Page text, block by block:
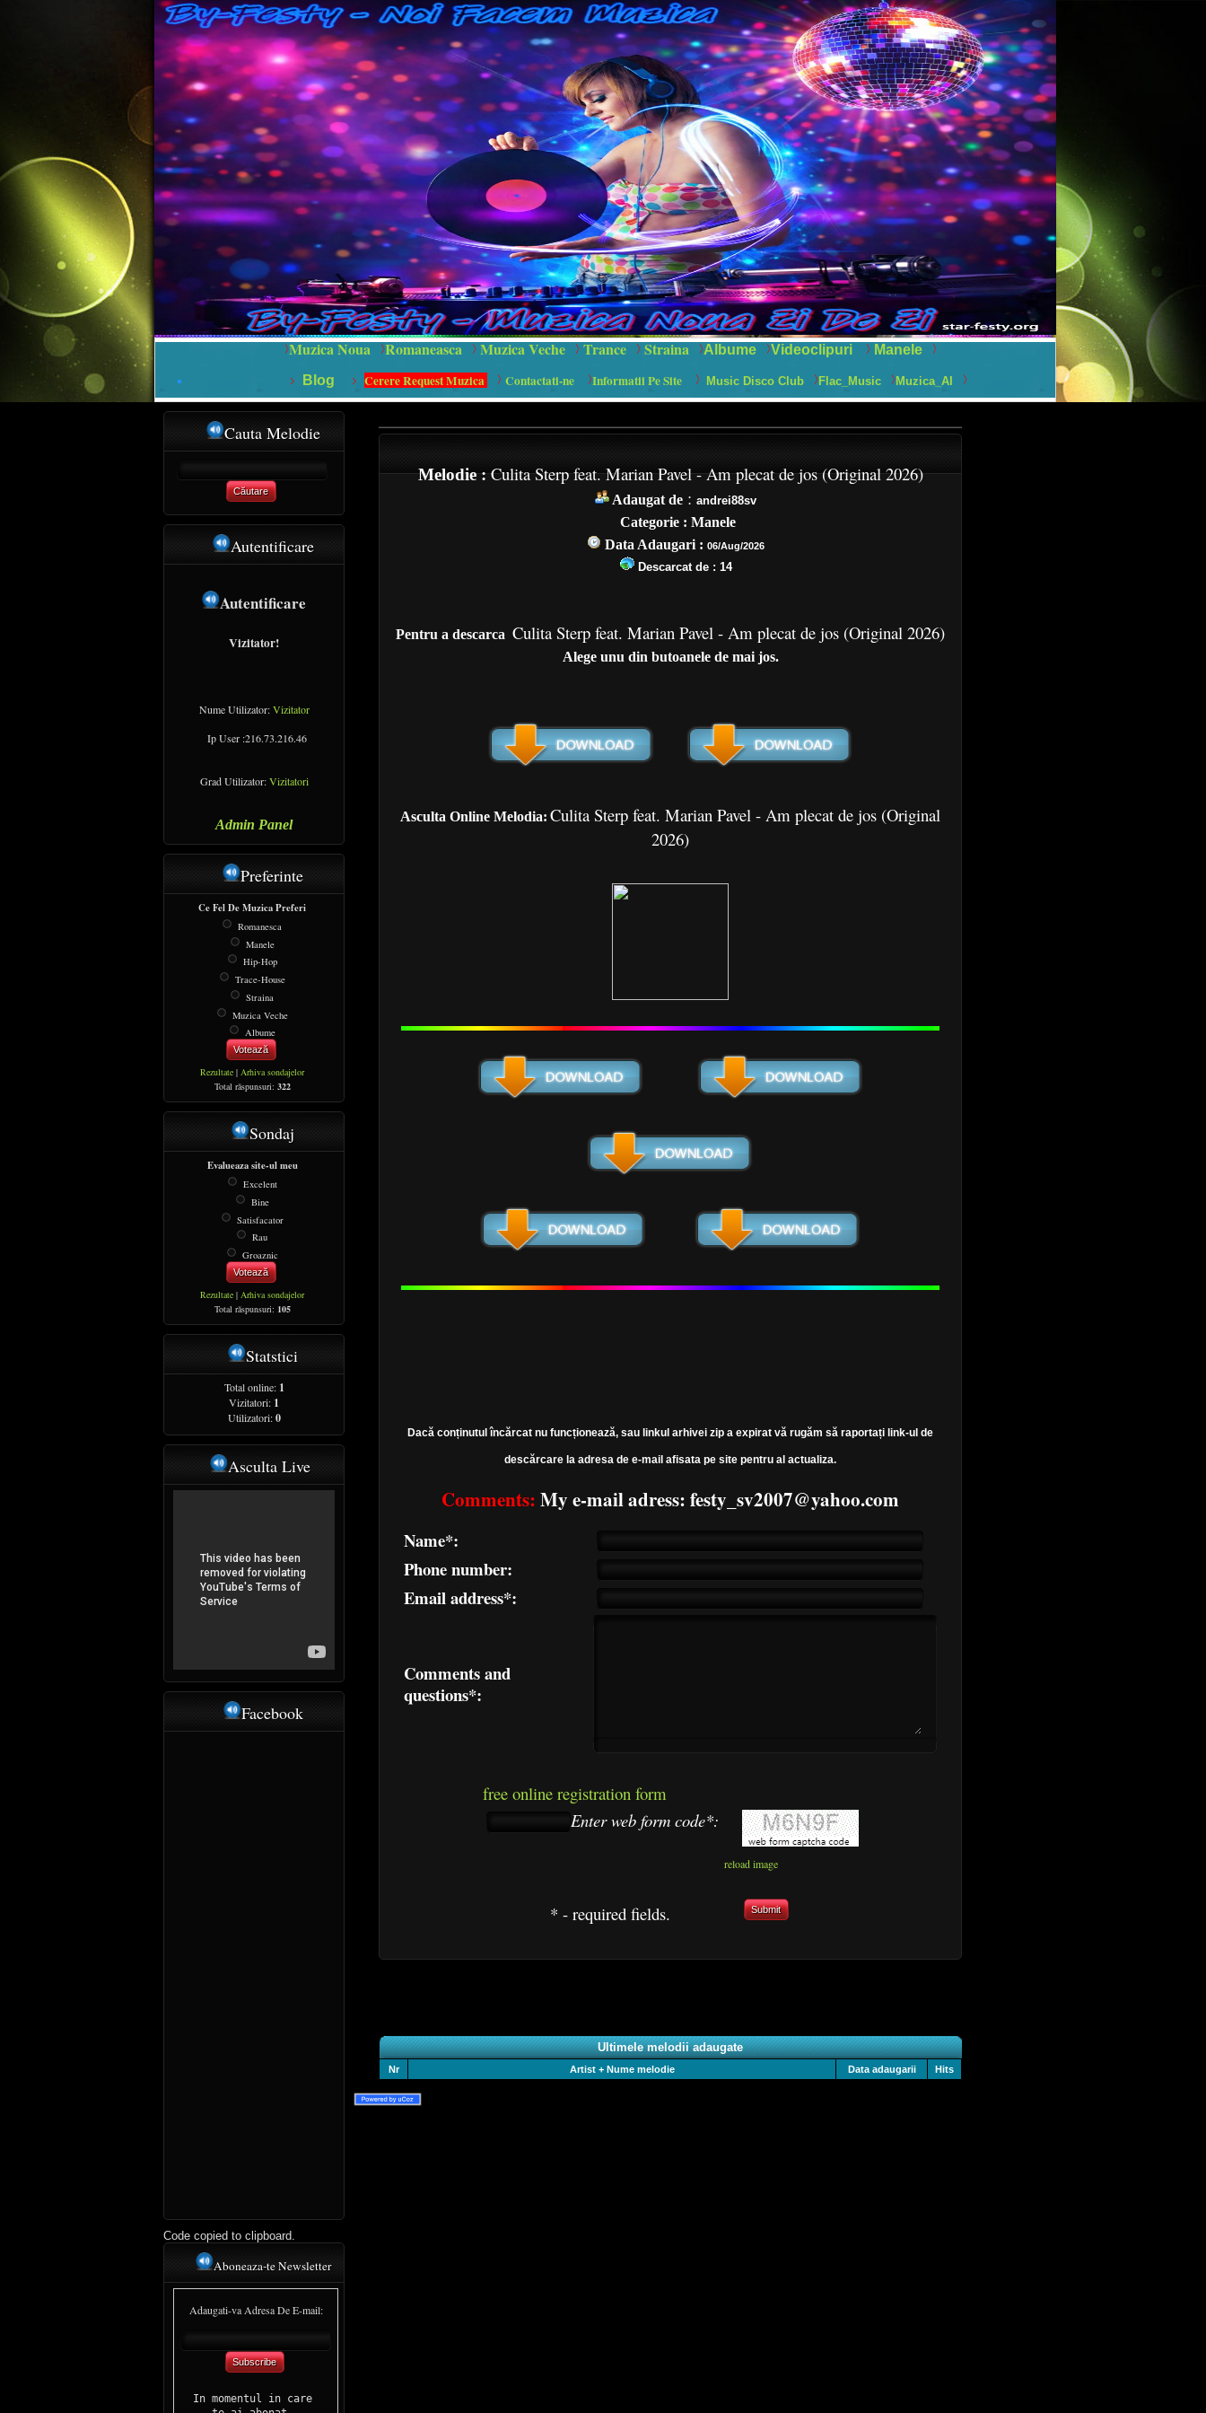
Muzica Noua Romaneasca Muzica Veche Trance Straina Albume Videoclipuri
Manele
Blog
Cerere Request Muzica Contactati-ne Informatii Pe Site Music Disco Club Flac_Music Muzica_AI
Cauta Melodie
Căutare
Autentificare
Autentificare
Vizitator!
Nume Utilizator:Vizitator
Ip User :216.73.216.46
Grad Utilizator:Vizitatori
Admin Panel
Preferinte
Ce Fel De Muzica Preferi
Romanesca
Manele
Hip-Hop
Trace-House
Straina
Muzica Veche
Albume
Votează
Rezultate |Arhiva sondajelor
Total răspunsuri: 322
Sondaj
Evalueaza site-ul meu
Excelent
Bine
Satisfacator
Rau
Groaznic
Votează
Rezultate |Arhiva sondajelor
Total răspunsuri: 105
Statstici
Total online: 1
Vizitatori: 1
Utilizatori:0
Asculta Live
Facebook
Code copied to clipboard.
Aboneaza-te Newsletter
Adaugati-va Adresa De E-mail:
Subscribe
In momentul in care
Melodie :Culita Sterp feat. Marian Pavel - Am plecat de jos (Original 2026)
Adaugat de : andrei88sv
Categorie : Manele
Data Adaugari : 06/Aug/2026
Descarcat de : 14
Pentru a descarca Culita Sterp feat. Marian Pavel - Am plecat de jos (Original 2026)
Alege unu din butoanele de mai jos.
Asculta Online Melodia: Culita Sterp feat. Marian Pavel - Am plecat de jos (Original
2026)
Dacă conținutul încărcat nu funcționează, sau linkul arhivei zip a expirat vă rugăm să raportați link-ul de
descărcare la adresa de e-mail afisata pe site pentru al actualiza.
Comments: My e-mail adress: festy_sv2007@yahoo.com
Name*:
Phone number:
Email address*:
Comments and
questions*:
free online registration form
Enter web form code*:
reload image
* - required fields. Submit
Ultimele melodii adaugate
Nr Artist + Nume melodie Data adaugarii Hits